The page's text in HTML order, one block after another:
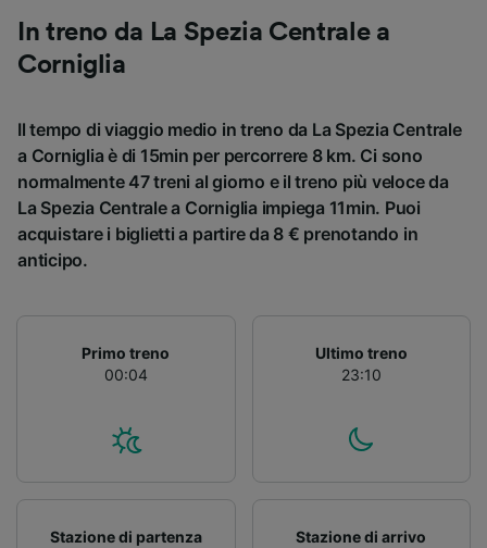
In treno da La Spezia Centrale a
Corniglia
Il tempo di viaggio medio in treno da La Spezia Centrale
a Corniglia è di 15min per percorrere 8 km. Ci sono
normalmente 47 treni al giorno e il treno più veloce da
La Spezia Centrale a Corniglia impiega 11min. Puoi
acquistare i biglietti a partire da 8 € prenotando in
anticipo.
Primo treno
00:04
Ultimo treno
23:10
Stazione di partenza
Stazione di arrivo